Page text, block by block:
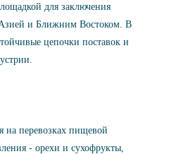
для заключения
и Ближним Востоком. В
цепочки поставок и
на перевозках пищевой
- орехи и сухофрукты,